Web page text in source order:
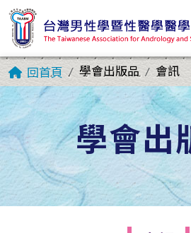
回首頁 學會出版品 會訊
學會出